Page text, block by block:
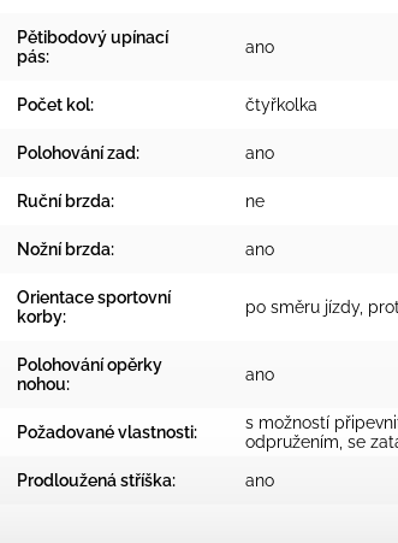
Pětibodový upínací
pás: ano
Počet kol: čtyřkolka
Polohování zad: ano
Ruční brzda: ne
Nožní brzda: ano
Orientace sportovní
korby: po směru jízdy,
Polohování opěrky
nohou: ano
Požadované vlastnosti:
s možností
odpružením, se
Prodloužená stříška: ano